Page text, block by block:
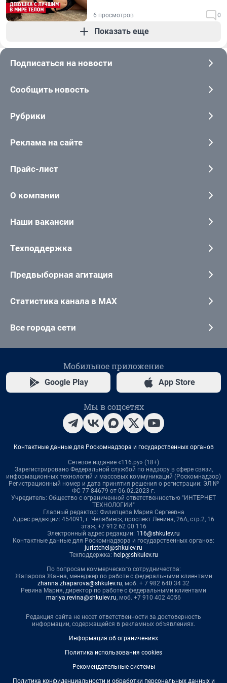
6 просмотров 0
Показать еще
Подписаться на новости
Сообщить новость
Рубрики
Реклама на сайте
Прайс-лист
О компании
Наши вакансии
Техподдержка
Предвыборная агитация
Статистика канала в MAX
Все города сети
Мобильное приложение
Google Play App Store
Мы в соцсетях
Контактные данные для Роскомнадзора и государственных органов
Сетевое издание «116.ру» (18+)
Зарегистрировано Федеральной службой по надзору в сфере связи,
информационных технологий и массовых коммуникаций (Роскомнадзор)
Регистрационный номер и дата принятия решения о регистрации: ЭЛ №
ФС 77-84679 от 06.02.2023 г.
Учредитель: Общество с ограниченной ответственностью "ИНТЕРНЕТ
ТЕХНОЛОГИИ"
Главный редактор: Филипцева Мария Сергеевна
Адрес редакции: 454091, г. Челябинск, проспект Ленина, 26А, стр.2, 16
этаж, +7 912 62 00 116
Электронный адрес редакции: 116@shkulev.ru
Контактные данные для Роскомнадзора и государственных органов:
juristchel@shkulev.ru
Техподдержка: help@shkulev.ru
По вопросам коммерческого сотрудничества:
Жапарова Жанна, менеджер по работе с федеральными клиентами
zhanna.zhaparova@shkulev.ru, моб. + 7 982 640 34 32
Ревина Мария, директор по работе с федеральными клиентами
mariya.revina@shkulev.ru, моб. +7 910 402 4056
Редакция сайта не несет ответственности за достоверность
информации, содержащейся в рекламных объявлениях.
Информация об ограничениях
Политика использования cookies
Рекомендательные системы
Политика конфиденциальности и обработки персональных данных и